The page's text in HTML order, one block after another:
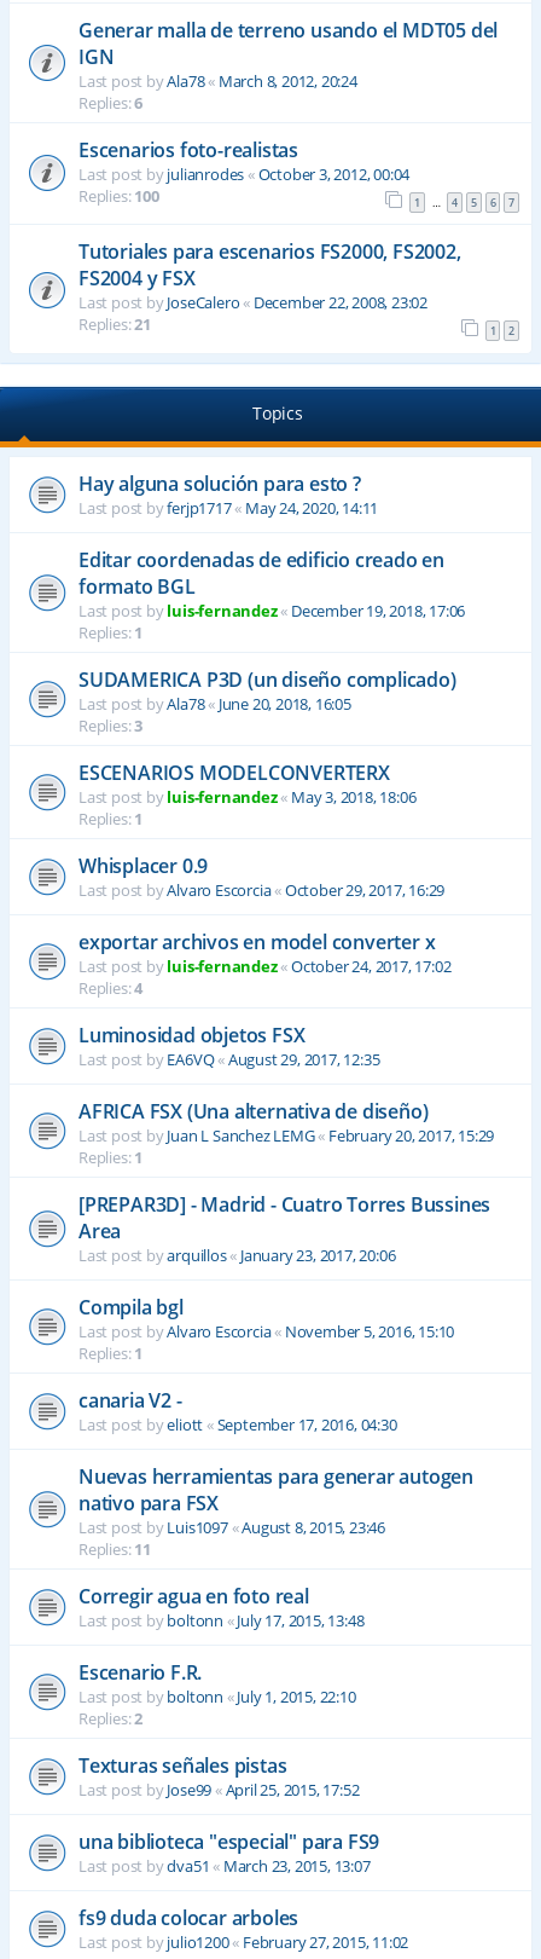
Generar malla de terreno usando el MDT05 del
IGN
Last post byAla78« March 8, 2012, 20:24
Replies:6
Escenarios foto-realistas
Last post byjulianrodes«October 3, 2012, 00:04
Replies:100 1 … 4 5 6 7
Tutoriales para escenarios FS2000, FS2002,
FS2004 y FSX
Last post byJoseCalero« December 22, 2008, 23:02
Replies:21 1 2
Topics
Hay alguna solución para esto ?
Last post byferjp1717« May 24, 2020, 14:11
Editar coordenadas de edificio creado en
formato BGL
Last post byluis-fernandez« December 19, 2018, 17:06
Replies:1
SUDAMERICA P3D (un diseño complicado)
Last post byAla78« June 20, 2018, 16:05
Replies:3
ESCENARIOS MODELCONVERTERX
Last post byluis-fernandez« May 3, 2018, 18:06
Replies:1
Whisplacer 0.9
Last post byAlvaro Escorcia«October 29, 2017, 16:29
exportar archivos en model converter x
Last post byluis-fernandez«October 24, 2017, 17:02
Replies:4
Luminosidad objetos FSX
Last post byEA6VQ«August 29, 2017, 12:35
AFRICA FSX (Una alternativa de diseño)
Last post byJuan L Sanchez LEMG« February 20, 2017, 15:29
Replies:1
[PREPAR3D] - Madrid - Cuatro Torres Bussines
Area
Last post byarquillos« January 23, 2017, 20:06
Compila bgl
Last post byAlvaro Escorcia« November 5, 2016, 15:10
Replies:1
canaria V2 -
Last post byeliott«September 17, 2016, 04:30
Nuevas herramientas para generar autogen
nativo para FSX
Last post byLuis1097«August 8, 2015, 23:46
Replies:11
Corregir agua en foto real
Last post byboltonn «July 17, 2015, 13:48
Escenario F.R.
Last post byboltonn «July 1, 2015, 22:10
Replies:2
Texturas señales pistas
Last post byJose99«April 25, 2015, 17:52
una biblioteca "especial" para FS9
Last post bydva51 « March 23, 2015, 13:07
fs9 duda colocar arboles
Last post byjulio1200« February 27, 2015, 11:02